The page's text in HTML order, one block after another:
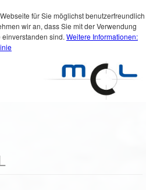
für Sie möglichst benutzerfreundlich
wir an, dass Sie mit der Verwendung
sind. Weitere Informationen: